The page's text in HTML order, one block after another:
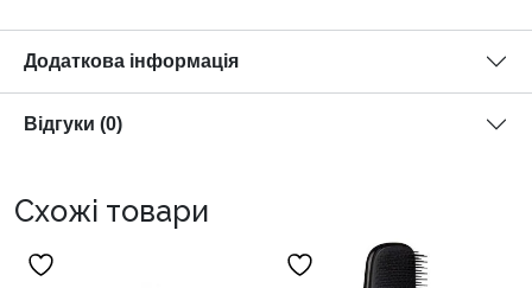
Додаткова інформація
Відгуки (0)
Схожі товари